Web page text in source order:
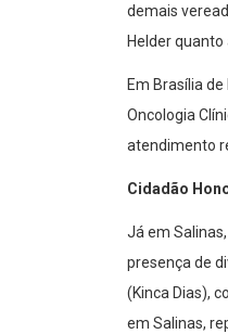
demais
Helder
Em Brasília
Oncologia
atendimento
Cidadão
Já em
presença de
(Kinca Dias),
em Salinas,